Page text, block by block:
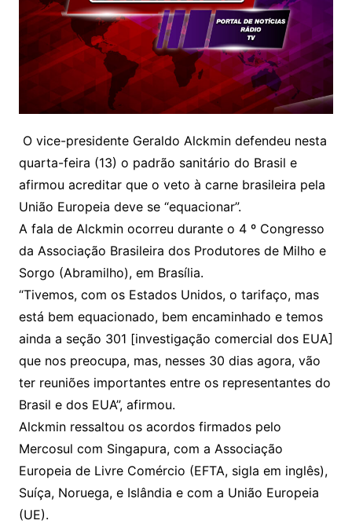
O vice-presidente Geraldo Alckmin defendeu nesta
quarta-feira (13) o padrão sanitário do Brasil e
afirmou acreditar que o veto à carne brasileira pela
União Europeia deve se “equacionar”.
A fala de Alckmin ocorreu durante o 4 º Congresso
da Associação Brasileira dos Produtores de Milho e
Sorgo (Abramilho), em Brasília.
“Tivemos, com os Estados Unidos, o tarifaço, mas
está bem equacionado, bem encaminhado e temos
ainda a seção 301 [investigação comercial dos EUA]
que nos preocupa, mas, nesses 30 dias agora, vão
ter reuniões importantes entre os representantes do
Brasil e dos EUA”, afirmou.
Alckmin ressaltou os acordos firmados pelo
Mercosul com Singapura, com a Associação
Europeia de Livre Comércio (EFTA, sigla em inglês),
Suíça, Noruega, e Islândia e com a União Europeia
(UE).